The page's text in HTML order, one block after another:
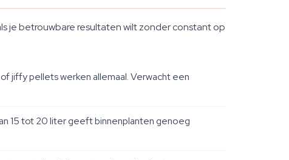
je betrouwbare resultaten wilt zonder constant op
jiffy pellets werken allemaal. Verwacht een
15 tot 20 liter geeft binnenplanten genoeg